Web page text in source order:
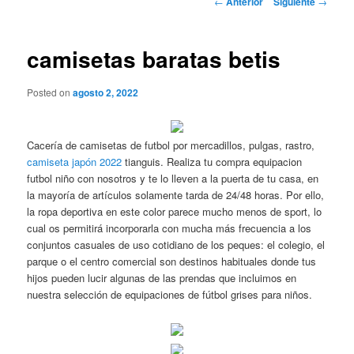
camisetas baratas betis
Posted onagosto 2, 2022
Cacería de camisetas de futbol por mercadillos, pulgas, rastro,
camiseta japón 2022 tianguis. Realiza tu compra equipacion
futbol niño con nosotros y te lo lleven a la puerta de tu casa, en
la mayoría de artículos solamente tarda de 24/48 horas. Por ello,
la ropa deportiva en este color parece mucho menos de sport, lo
cual os permitirá incorporarla con mucha más frecuencia a los
conjuntos casuales de uso cotidiano de los peques: el colegio, el
parque o el centro comercial son destinos habituales donde tus
hijos pueden lucir algunas de las prendas que incluimos en
nuestra selección de equipaciones de fútbol grises para niños.